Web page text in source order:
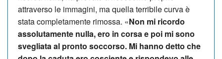
attraverso le immagini, ma quella terribile curva è
stata completamente rimossa. «Non mi ricordo
assolutamente nulla, ero in corsa e poi mi sono
svegliata al pronto soccorso. Mi hanno detto che